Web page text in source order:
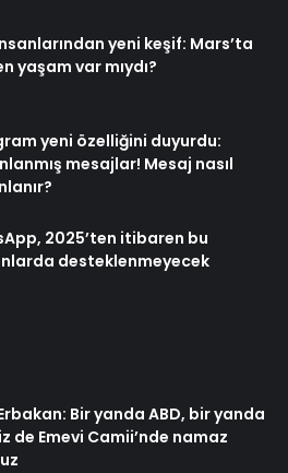
yeni keşif: Mars’ta
yaşam var mıydı?
yeni özelliğini duyurdu:
mesajlar! Mesaj nasıl
2025’ten itibaren bu
desteklenmeyecek
Bir yanda ABD, bir yanda
de Emevi Camii’nde namaz